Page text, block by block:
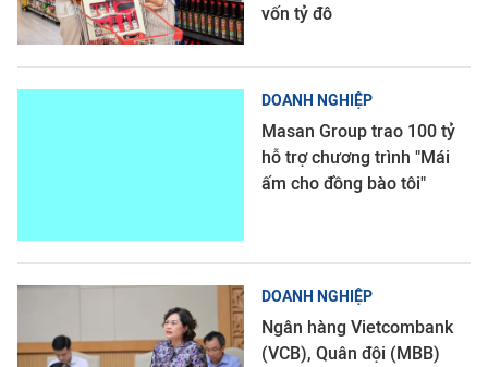
vốn tỷ đô
DOANH NGHIỆP
Masan Group trao 100 tỷ
hỗ trợ chương trình "Mái
ấm cho đồng bào tôi"
DOANH NGHIỆP
Ngân hàng Vietcombank
(VCB), Quân đội (MBB)